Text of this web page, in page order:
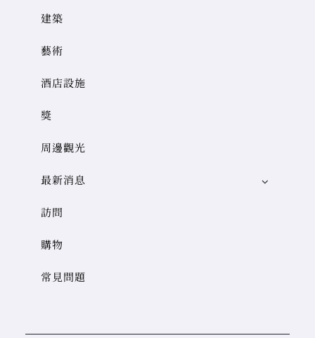
建築
藝術
酒店設施
獎
周邊觀光
最新消息
訪問
購物
常見問題